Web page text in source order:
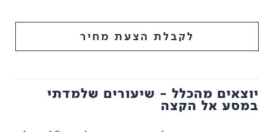
לקבלת הצעת מחיר
יוצאים מהכלל - שיעורים שלמדתי
במסע אל הקצה